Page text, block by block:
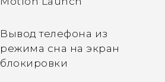
если сигнал сети Wi-Fi
Почему не
поворачивается экран
Можно ли убрать или
скрыть экран
блокировки?
Вывод телефона из
режима сна на экран
блокировки